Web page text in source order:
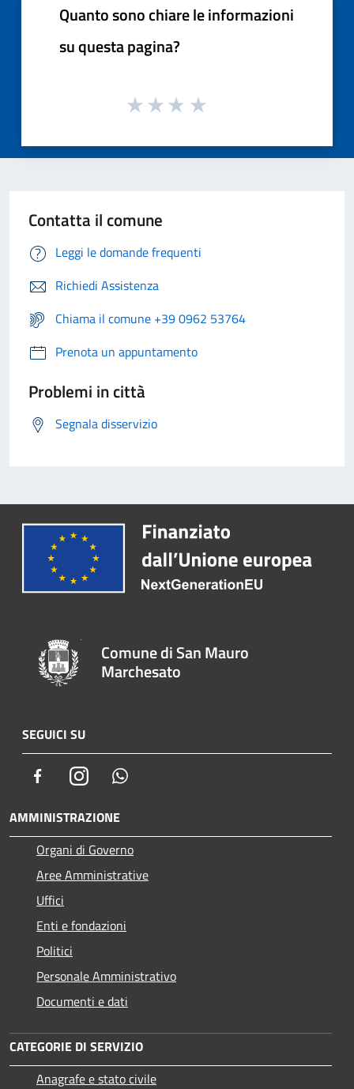
Quanto sono chiare le informazioni
su questa pagina?
Contatta il comune
Leggi le domande frequenti
Richiedi Assistenza
Chiama il comune +39 0962 53764
Prenota un appuntamento
Problemi in città
Segnala disservizio
Comune di San Mauro
Marchesato
SEGUICI SU
FacebookInstagram
AMMINISTRAZIONE
Organi di Governo
Aree Amministrative
Uffici
Enti e fondazioni
Politici
Personale Amministrativo
Documenti e dati
CATEGORIE DI SERVIZIO
Anagrafe e stato civile